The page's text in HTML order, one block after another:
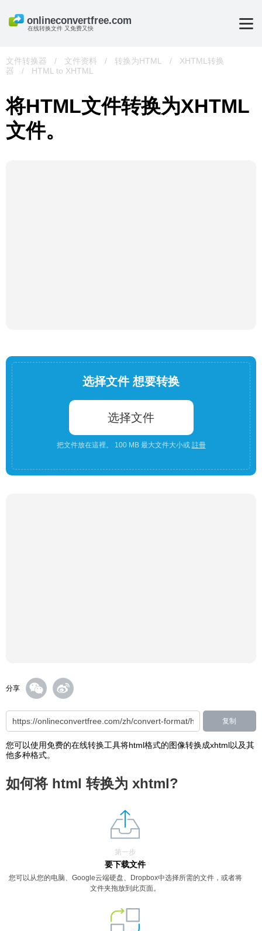
在线转换文件 又免费又快
文件转换器 / 文件资料 / 转换为HTML /
XHTML转换
器
/ HTML to XHTML
将HTML文件转换为XHTML
文件。
选择文件 想要转换
选择文件
把文件放在這裡。 100 MB 最大文件大小或 註冊
分享
复制
您可以使用免费的在线转换工具将html格式的图像转换成xhtml以及其
他多种格式。
如何将 html 转换为 xhtml?
第一步
要下载文件
您可以从您的电脑、Google云端硬盘、Dropbox中选择所需的文件，或者将
文件夹拖放到此页面。